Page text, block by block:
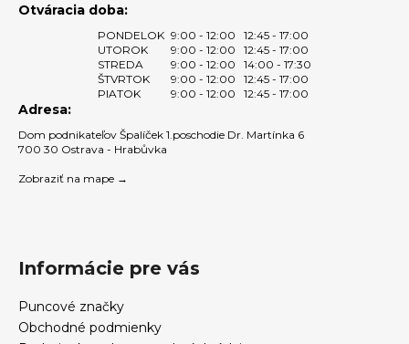
s
u
Otváracia doba:
PONDELOK 9:00 - 12:00
12:45 - 17:00
UTOROK
9:00 - 12:00
12:45 - 17:00
STREDA
9:00 - 12:00
14:00 - 17:30
ŠTVRTOK
9:00 - 12:00
12:45 - 17:00
PIATOK
9:00 - 12:00 12:45 - 17:00
Adresa:
Dom podnikateľov Špalíček 1.poschodie Dr. Martínka 6
700 30 Ostrava - Hrabůvka
Zobraziť na mape →
Informácie pre vás
Puncové značky
Obchodné podmienky